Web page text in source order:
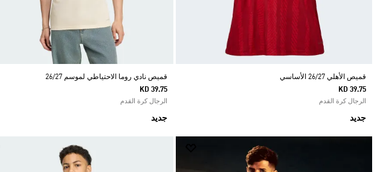
قميص الأهلي 26/27 الأساسي
KD 39.75
الرجال كرة القدم
جديد
قميص نادي روما الاحتياطي لموسم 26/27
KD 39.75
الرجال كرة القدم
جديد